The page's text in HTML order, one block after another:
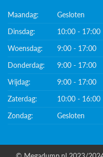
Maandag:
Gesloten
Dinsdag:
10:00 - 17:00
Woensdag:
9:00 - 17:00
Donderdag:
9:00 - 17:00
Vrijdag:
9:00 - 17:00
Zaterdag:
10:00 - 16:00
Zondag:
Gesloten